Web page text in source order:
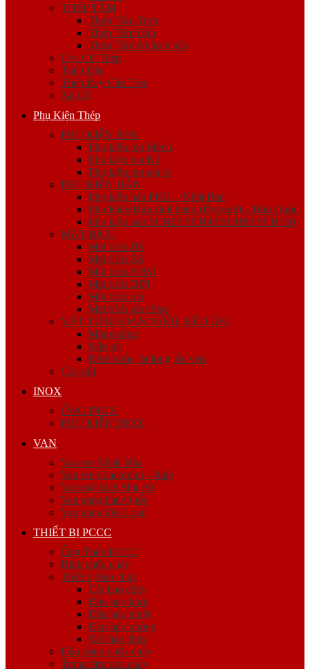
THÉP TẤM
Thép Tấm Trơn
Thép Tấm Gân
Thép Tấm Nhập Khẩu
Cọc Cừ Thép
Thép Đặc
Thép Ray Cầu Trục
Xà Gồ
Phụ Kiện Thép
PHỤ KIỆN REN
Phụ kiện ren Mech
Phụ kiện ren K1
Phụ kiện ren giá rẻ
PHỤ KIỆN HÀN
Phụ kiện hàn FKK – Nhật Bản
Phụ Kiện Hàn Jinil bend (Dybend) – Hàn Quốc
Phụ kiện hàn SCH20 SCH40 SCH80 SCH160
MẶT BÍCH
Mặt bích JIS
Mặt bích BS
Mặt bích ANSI
Mặt bích DIN
Mặt bích mù
Mặt bích gia công
VẬT TƯ KHOAN NHỒI, SIÊU ÂM
Măng sông
Nắp bịt
Kẽm buộc, bulong, ốc viss
Cóc nối
INOX
ỐNG INOX
PHỤ KIỆN INOX
VAN
Van ren Minh Hòa
Van ren Giacomini – Italy
Van mặt bích Shin Yi
Van gang hàn Quốc
Van gang Đài Loan
THIẾT BỊ PCCC
Ống Thép PCCC
Bình chữa cháy
Thiết bị báo cháy
Còi báo cháy
Đầu báo khói
Đầu báo nhiệt
Đèn báo phòng
Nút báo cháy
Đầu phun chữa cháy
Trung tâm báo cháy